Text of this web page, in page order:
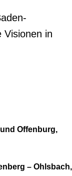
Visionen in
Offenburg,
– Ohlsbach,